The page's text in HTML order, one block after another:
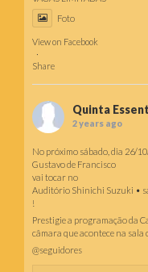
Foto
View on Facebook
·
Share
Quinta
2 years ago
No próximo sábado, dia 26/
Gustavo de Francisco
vai tocar no
Auditório Shinichi Suzuki •
!
Prestigie a programação da
câmara que acontece na sala
@seguidores